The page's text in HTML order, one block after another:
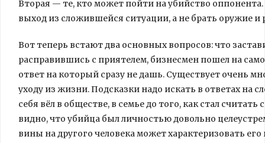
Вторая — те, кто может пойти на убийство
выход из сложившейся ситуации, а не брать оружие
Вот теперь встают два основных вопросов: что
расправившись с приятелем, бизнесмен пошел на
ответ на который сразу не дашь. Существует очень
уходу из жизни. Подсказки надо искать в ответах на
себя вёл в обществе, в семье до того, как стал
видно, что убийца был личностью довольно
вины на другого человека может характеризовать